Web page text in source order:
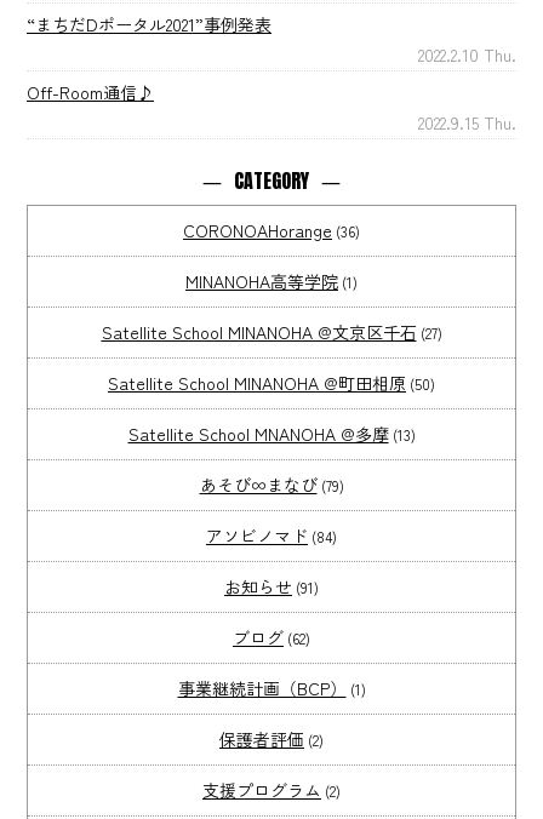
“まちだDポータル2021”事例発表
2022.2.10 Thu.
Off-Room通信♪
2022.9.15 Thu.
CATEGORY
CORONOAHorange (36)
MINANOHA高等学院 (1)
Satellite School MINANOHA @文京区千石 (27)
Satellite School MINANOHA @町田相原 (50)
Satellite School MNANOHA @多摩(13)
あそび∞まなび(79)
アソビノマド (84)
お知らせ (91)
ブログ (62)
事業継続計画（BCP） (1)
保護者評価 (2)
支援プログラム (2)